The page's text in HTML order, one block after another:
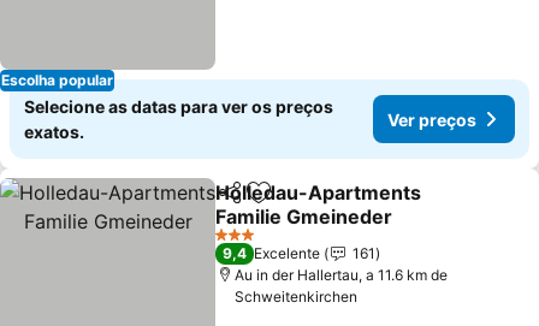
Escolha popular
Selecione as datas para ver os preços
exatos.
Ver preços
PartilharAdicionar aos favoritos
Holledau-Apartments
Familie Gmeineder
3 Estrelas
9,4 Excelente
161
Au in der Hallertau, a 11.6 km de
Schweitenkirchen